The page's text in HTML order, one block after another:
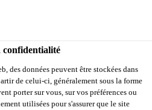
AG", it seems you are
We have a dedicated website for
ON THE SIKA
AG WEBSITE
SELECT A
COUNTRY
confidentialité
des données peuvent être stockées dans
de celui-ci, généralement sous la forme
porter sur vous, sur vos préférences ou
utilisées pour s'assurer que le site